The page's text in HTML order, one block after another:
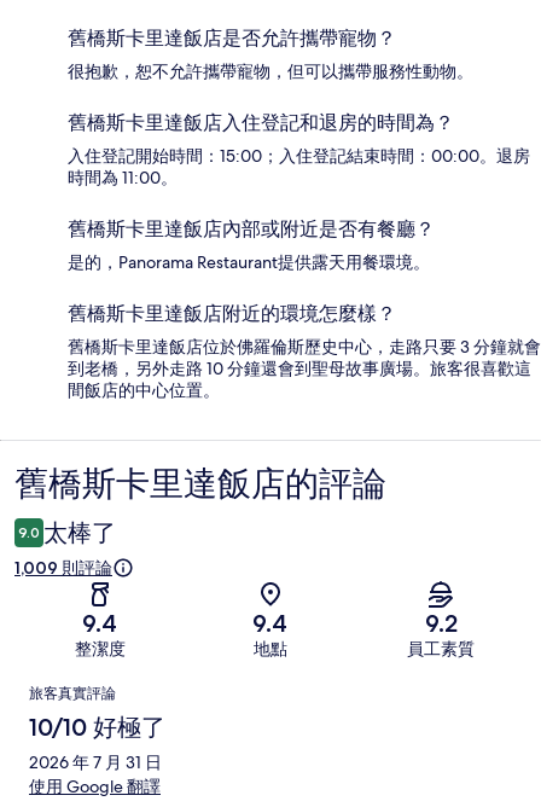
舊橋斯卡里達飯店是否允許攜帶寵物？
很抱歉，恕不允許攜帶寵物，但可以攜帶服務性動物。
舊橋斯卡里達飯店入住登記和退房的時間為？
入住登記開始時間：15:00；入住登記結束時間：00:00。退房
時間為 11:00。
舊橋斯卡里達飯店內部或附近是否有餐廳？
是的，Panorama Restaurant提供露天用餐環境。
舊橋斯卡里達飯店附近的環境怎麼樣？
舊橋斯卡里達飯店位於佛羅倫斯歷史中心，走路只要 3 分鐘就會
到老橋，另外走路 10 分鐘還會到聖母故事廣場。旅客很喜歡這
間飯店的中心位置。
評
論
舊橋斯卡里達飯店的評論
9.0 太棒了
1,009 則評論
9.4
整潔度
9.4
地點
9.2
員工素質
評
論
旅客真實評論
10/10 好極了
2026 年 7 月 31 日
使用 Google 翻譯